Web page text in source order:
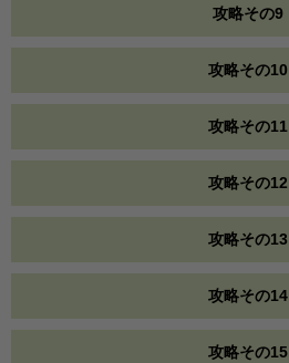
攻略その9
攻略その10
攻略その11
攻略その12
攻略その13
攻略その14
攻略その15